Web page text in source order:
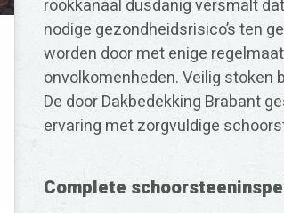
rookkanaal dusdanig versmalt
nodige gezondheidsrisico’s ten
worden door met enige
onvolkomenheden. Veilig
De door Dakbedekking Brabant
ervaring met zorgvuldige
Complete